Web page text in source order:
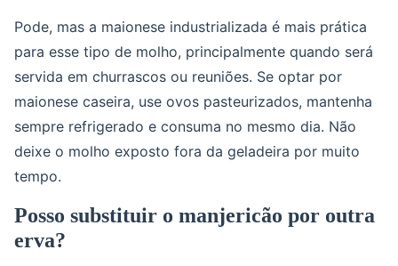
Pode, mas a maionese industrializada é mais prática
para esse tipo de molho, principalmente quando será
servida em churrascos ou reuniões. Se optar por
maionese caseira, use ovos pasteurizados, mantenha
sempre refrigerado e consuma no mesmo dia. Não
deixe o molho exposto fora da geladeira por muito
tempo.
Posso substituir o manjericão por outra
erva?